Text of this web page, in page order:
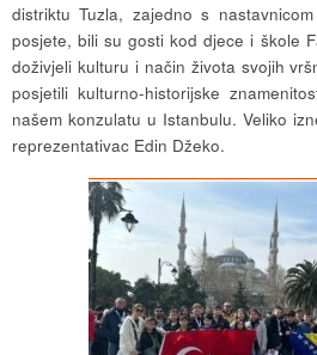
distriktu Tuzla, zajedno s
posjete, bili su gosti kod djece i škole
doživjeli kulturu i način života svojih
posjetili kulturno-historijske
našem konzulatu u Istanbulu. Veliko
reprezentativac Edin Džeko.